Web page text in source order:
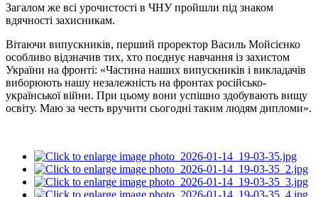
Загалом же всі урочистості в ЧНУ пройшли під знаком
вдячності захисникам.
Вітаючи випускників, перший проректор Василь Мойсієнко
особливо відзначив тих, хто поєднує навчання із захистом
України на фронті: «Частина наших випускників і викладачів
виборюють нашу незалежність на фронтах російсько-
української війни. При цьому вони успішно здобувають вищу
освіту. Маю за честь вручити сьогодні таким людям дипломи».